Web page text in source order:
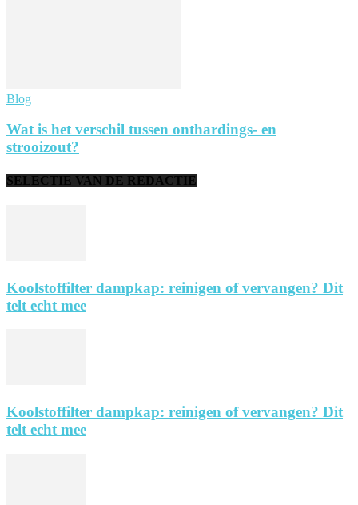
Blog
Wat is het verschil tussen onthardings- en
strooizout?
SELECTIE VAN DE REDACTIE
Koolstoffilter dampkap: reinigen of vervangen? Dit
telt echt mee
Koolstoffilter dampkap: reinigen of vervangen? Dit
telt echt mee